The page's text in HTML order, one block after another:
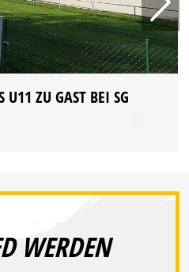
U11 ZU GAST BEI SG
WERDEN